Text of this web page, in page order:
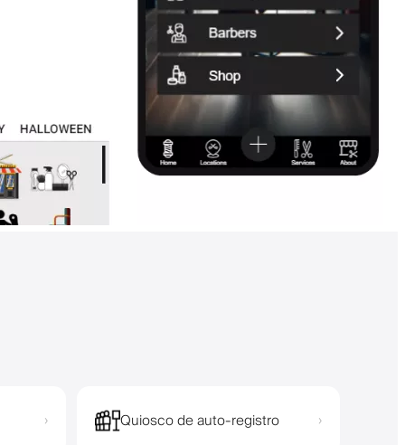
› Quiosco de auto-registro ›